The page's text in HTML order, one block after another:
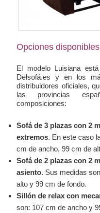
Opciones
El modelo Luisiana
Delsofá.es y en los
distribuidores oficiales,
las provincias
composiciones:
Sofá de 3 plazas con 2
extremos. En este caso
cm de ancho, 99 cm de
Sofá de 2 plazas con 2
asiento. Sus medidas
alto y 99 cm de fondo.
Sillón de relax con
son: 107 cm de ancho y